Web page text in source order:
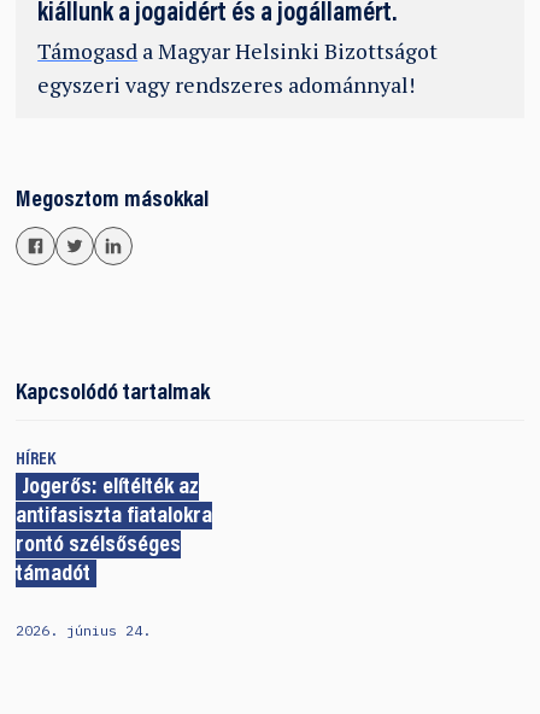
kiállunk a jogaidért és a jogállamért.
Támogasd a Magyar Helsinki Bizottságot
egyszeri vagy rendszeres adománnyal!
Megosztom másokkal
Kapcsolódó tartalmak
HÍREK
Jogerős: elítélték az
antifasiszta fiatalokra
rontó szélsőséges
támadót
2026. június 24.